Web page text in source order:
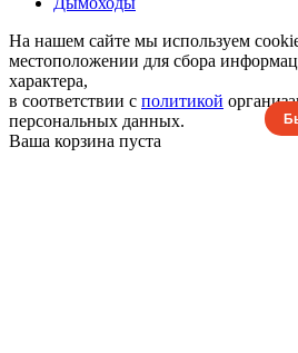
На нашем сайте мы используем
местоположении для сбора
характера,
в соответствии с политикой
персональных данных.
Ваша корзина пуста